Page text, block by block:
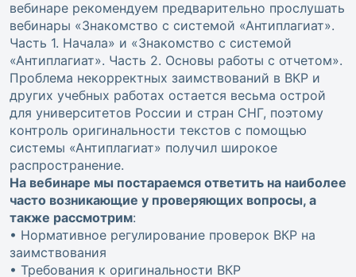
вебинаре рекомендуем предварительно прослушать
вебинары «Знакомство с системой «Антиплагиат».
Часть 1. Начала» и «Знакомство с системой
«Антиплагиат». Часть 2. Основы работы с отчетом».
Проблема некорректных заимствований в ВКР и
других учебных работах остается весьма острой
для университетов России и стран СНГ, поэтому
контроль оригинальности текстов с помощью
системы «Антиплагиат» получил широкое
распространение.
На вебинаре мы постараемся ответить на наиболее
часто возникающие у проверяющих вопросы, а
также рассмотрим:
• Нормативное регулирование проверок ВКР на
заимствования
• Требования к оригинальности ВКР